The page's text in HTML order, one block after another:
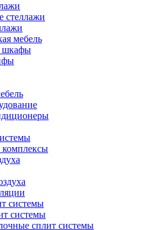
стеллажи
мебель
шкафы
комплексы
системы
системы
сплит системы